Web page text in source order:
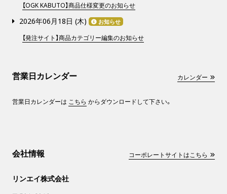
【OGK KABUTO】商品仕様変更のお知らせ
2026年06月18日 (木) お知らせ
【発注サイト】商品カテゴリー編集のお知らせ
営業日カレンダー カレンダー
営業日カレンダーは こちら からダウンロードして下さい。
会社情報 コーポレートサイトはこちら
リンエイ株式会社